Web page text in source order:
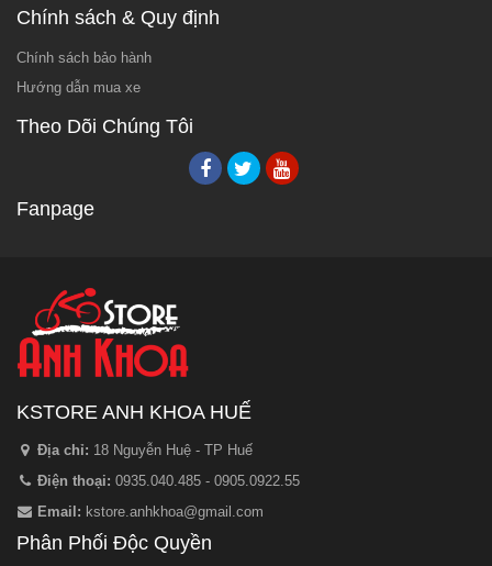
Chính sách & Quy định
Chính sách bảo hành
Hướng dẫn mua xe
Theo Dõi Chúng Tôi
Fanpage
KSTORE ANH KHOA HUẾ
Địa chỉ: 18 Nguyễn Huệ - TP Huế
Điện thoại: 0935.040.485 - 0905.0922.55
Email: kstore.anhkhoa@gmail.com
Phân Phối Độc Quyền